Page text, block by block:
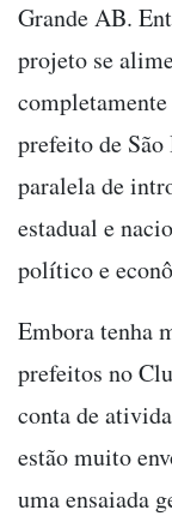
Grande AB.
projeto se
prefeito de
paralela de
estadual e
político e
Embora tenha
prefeitos no
conta de
estão muito
uma ensaiada